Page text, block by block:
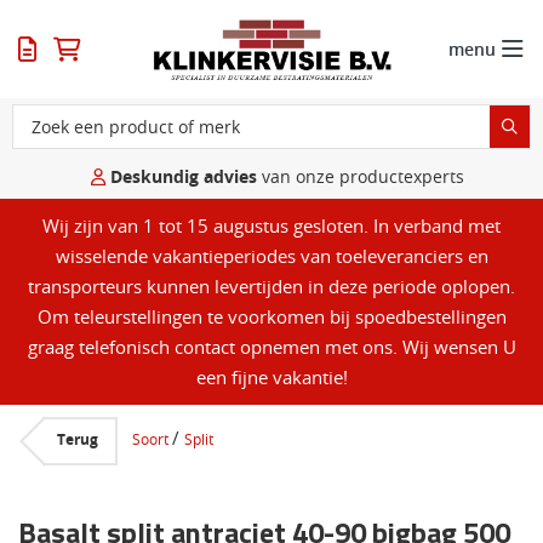
menu
Deskundig advies van onze productexperts
Wij zijn van 1 tot 15 augustus gesloten. In verband met
wisselende vakantieperiodes van toeleveranciers en
transporteurs kunnen levertijden in deze periode oplopen.
Om teleurstellingen te voorkomen bij spoedbestellingen
graag telefonisch contact opnemen met ons. Wij wensen U
een fijne vakantie!
Terug Soort/ Split
Basalt split antraciet 40-90 bigbag 500